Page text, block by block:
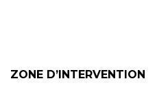
ZONE D’INTERVENTION